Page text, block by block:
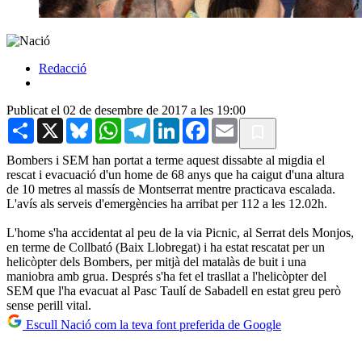
Redacció
Publicat el 02 de desembre de 2017 a les 19:00
Share X BlueskyWhatsAppTelegramLinkedInFacebook
Email
Bombers i SEM han portat a terme aquest dissabte al migdia el
rescat i evacuació d'un home de 68 anys que ha caigut d'una altura
de 10 metres al massís de Montserrat mentre practicava escalada.
L'avís als serveis d'emergències ha arribat per 112 a les 12.02h.
L'home s'ha accidentat al peu de la via Picnic, al Serrat dels Monjos,
en terme de Collbató (Baix Llobregat) i ha estat rescatat per un
helicòpter dels Bombers, per mitjà del matalàs de buit i una
maniobra amb grua. Després s'ha fet el trasllat a l'helicòpter del
SEM que l'ha evacuat al Pasc Taulí de Sabadell en estat greu però
sense perill vital.
Escull Nació com la teva font preferida de Google